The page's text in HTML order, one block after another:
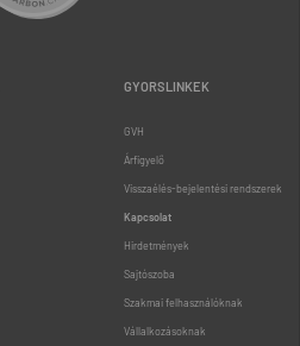
GYORSLINKEK
GVH
Árfigyelő
Visszaélés-bejelentési rendszerek
Kapcsolat
Hirdetmények
Sajtószoba
Szakmai felhasználóknak
Vállalkozásoknak